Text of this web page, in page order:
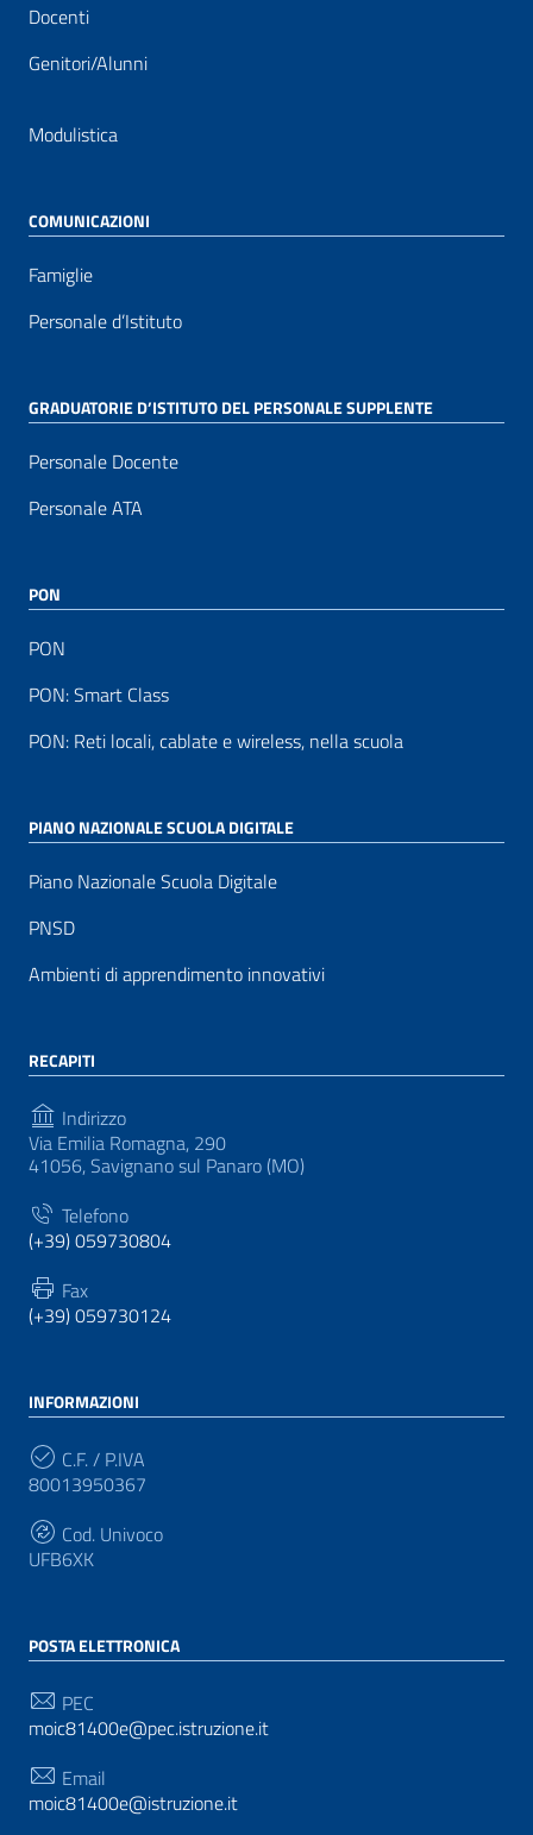
Docenti
Genitori/Alunni
Modulistica
COMUNICAZIONI
Famiglie
Personale d’Istituto
GRADUATORIE D’ISTITUTO DEL PERSONALE SUPPLENTE
Personale Docente
Personale ATA
PON
PON
PON: Smart Class
PON: Reti locali, cablate e wireless, nella scuola
PIANO NAZIONALE SCUOLA DIGITALE
Piano Nazionale Scuola Digitale
PNSD
Ambienti di apprendimento innovativi
RECAPITI
Indirizzo
Via Emilia Romagna, 290
41056, Savignano sul Panaro (MO)
Telefono
(+39) 059730804
Fax
(+39) 059730124
INFORMAZIONI
C.F. / P.IVA
80013950367
Cod. Univoco
UFB6XK
POSTA ELETTRONICA
PEC
moic81400e@pec.istruzione.it
Email
moic81400e@istruzione.it